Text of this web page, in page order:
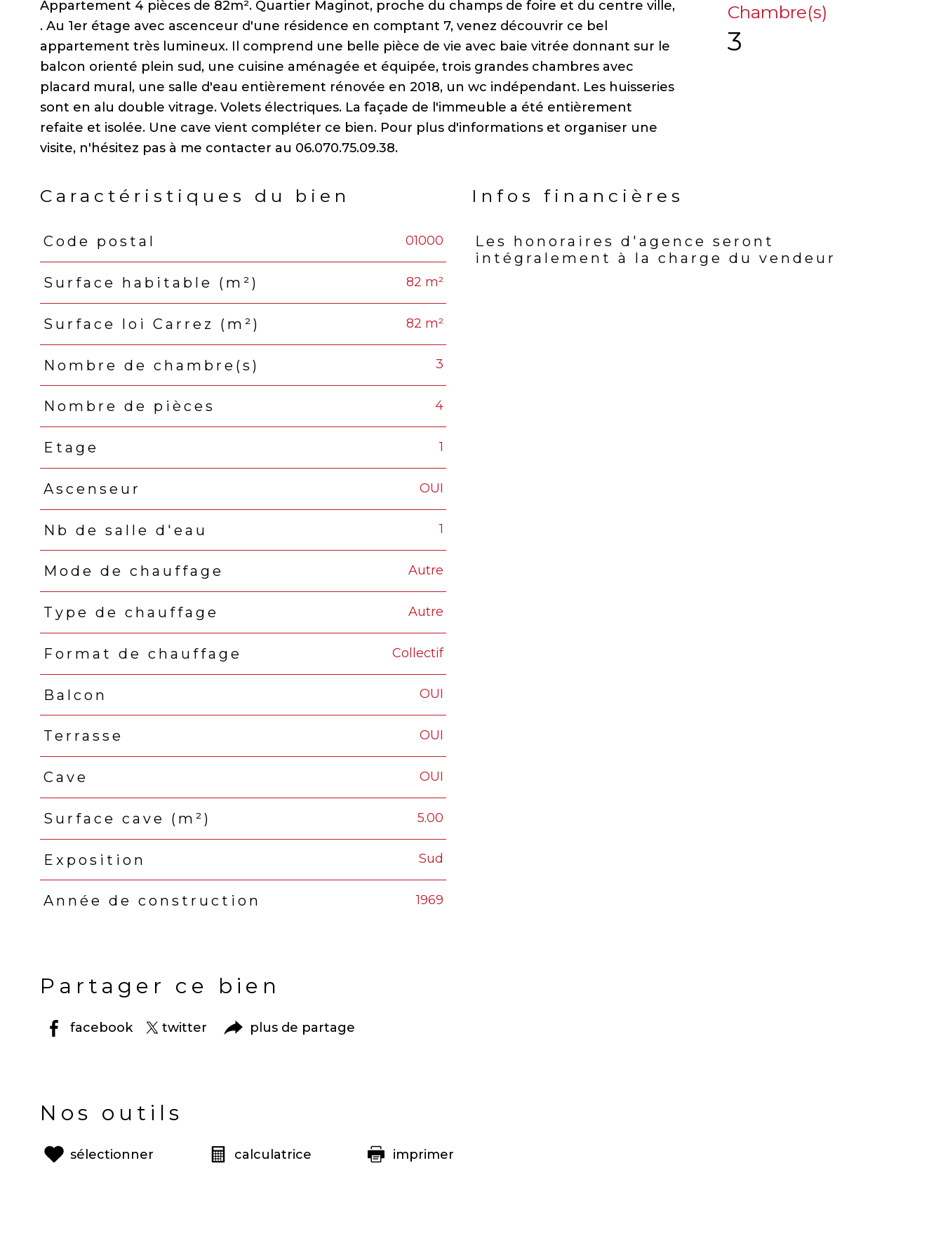
Appartement 4 pièces de 82m². Quartier Maginot, proche du champs de foire et du centre ville,
. Au 1er étage avec ascenceur d'une résidence en comptant 7, venez découvrir ce bel
appartement très lumineux. Il comprend une belle pièce de vie avec baie vitrée donnant sur le
balcon orienté plein sud, une cuisine aménagée et équipée, trois grandes chambres avec
placard mural, une salle d'eau entièrement rénovée en 2018, un wc indépendant. Les huisseries
sont en alu double vitrage. Volets électriques. La façade de l'immeuble a été entièrement
refaite et isolée. Une cave vient compléter ce bien. Pour plus d'informations et organiser une
Chambre(s)
3
Caractéristiques du bien
Caractéristiques
Code postal 01000
Surface habitable (m²) 82 m²
Surface loi Carrez (m²) 82 m²
Nombre de chambre(s) 3
Nombre de pièces 4
Etage 1
Ascenseur OUI
Nb de salle d'eau 1
Mode de chauffage Autre
Type de chauffage Autre
Format de chauffage Collectif
Balcon OUI
Terrasse OUI
Cave OUI
Surface cave (m²) 5.00
Exposition Sud
Année de construction 1969
Infos financières
Caractéristiques Valeurs
Les honoraires d'agence seront
intégralement à la charge du vendeur
Partager ce bien
facebook twitter plus de partage
Nos outils
sélectionner calculatrice imprimer